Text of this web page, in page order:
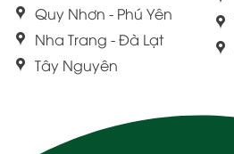
Quy Nhơn - Phú Yên
Nha Trang - Đà Lạt
Tây Nguyên